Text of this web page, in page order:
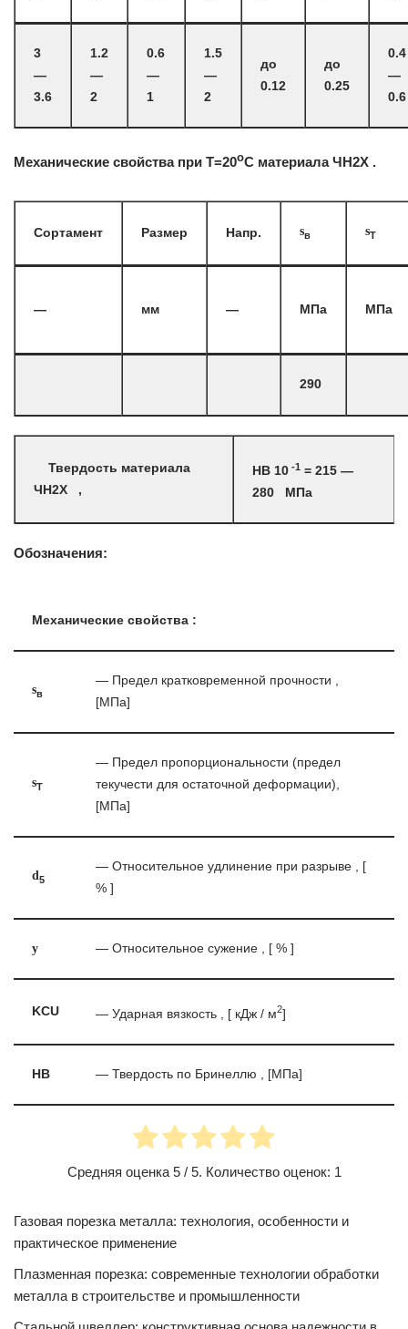
3
—
3.6
1.2
—
2
0.6
—
1
1.5
—
2
до
0.12
до
0.25
0.4
—
0.6
Механические свойства при Т=20oС материала ЧН2Х .
Сортамент Размер Напр. sв sT
— мм — МПа МПа
290
Твердость материала
ЧН2Х ,
HB 10 -1 = 215 —
280 МПа
Обозначения:
Механические свойства :
sв
— Предел кратковременной прочности ,
[МПа]
sT
— Предел пропорциональности (предел
текучести для остаточной деформации),
[МПа]
d5
— Относительное удлинение при разрыве , [
% ]
y — Относительное сужение , [ % ]
KCU — Ударная вязкость , [ кДж / м2]
HB — Твердость по Бринеллю , [МПа]
Средняя оценка 5/ 5. Количество оценок: 1
Газовая порезка металла: технология, особенности и
практическое применение
Плазменная порезка: современные технологии обработки
металла в строительстве и промышленности